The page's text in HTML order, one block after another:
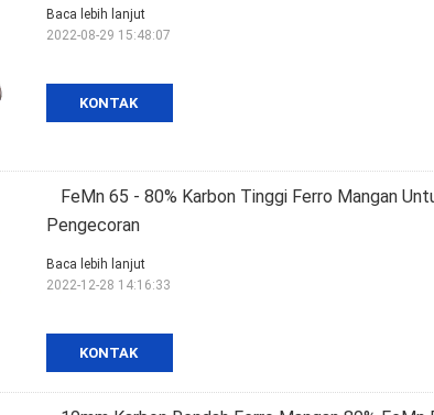
KONTAK
Baca lebih lanjut
2022-08-29 15:48:07
FeMn 65 - 80% Karbon Tinggi Ferro Mangan
Pengecoran
KONTAK
Baca lebih lanjut
2022-12-28 14:16:33